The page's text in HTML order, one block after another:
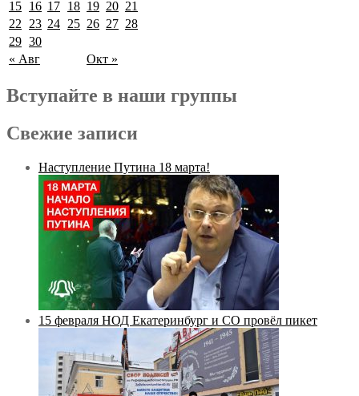
« Авг Окт »
15 16 17 18 19 20 21
22
23 24 25 26 27 28
29 30
Вступайте в наши группы
Свежие записи
Наступление Путина 18 марта!
15 февраля НОД Екатеринбург и СО провёл пикет